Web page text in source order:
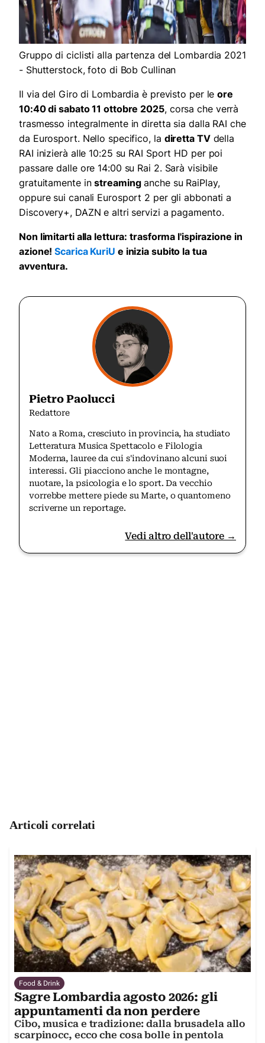
Gruppo di ciclisti alla partenza del Lombardia 2021
- Shutterstock, foto di Bob Cullinan
Il via del Giro di Lombardia è previsto per leore
10:40 di sabato 11 ottobre 2025, corsa che verrà
trasmesso integralmente in diretta sia dalla RAI che
da Eurosport. Nello specifico, la diretta TVdella
RAI inizierà alle 10:25 su RAI Sport HD per poi
passare dalle ore 14:00 su Rai 2. Sarà visibile
gratuitamente instreaminganche su RaiPlay,
oppure sui canali Eurosport 2 per gli abbonati a
Discovery+, DAZN e altri servizi a pagamento.
Non limitarti alla lettura: trasforma l'ispirazione in
azione!Scarica KuriU e inizia subito la tua
avventura.
Pietro Paolucci
Redattore
Nato a Roma, cresciuto in provincia, ha studiato
Letteratura Musica Spettacolo e Filologia
Moderna, lauree da cui s'indovinano alcuni suoi
interessi. Gli piacciono anche le montagne,
nuotare, la psicologia e lo sport. Da vecchio
vorrebbe mettere piede su Marte, o quantomeno
scriverne un reportage.
Vedi altro dell'autore →
Articoli correlati
Food & Drink
Sagre Lombardia agosto 2026: gli
appuntamenti da non perdere
Cibo, musica e tradizione: dalla brusadela allo
scarpinocc, ecco che cosa bolle in pentola